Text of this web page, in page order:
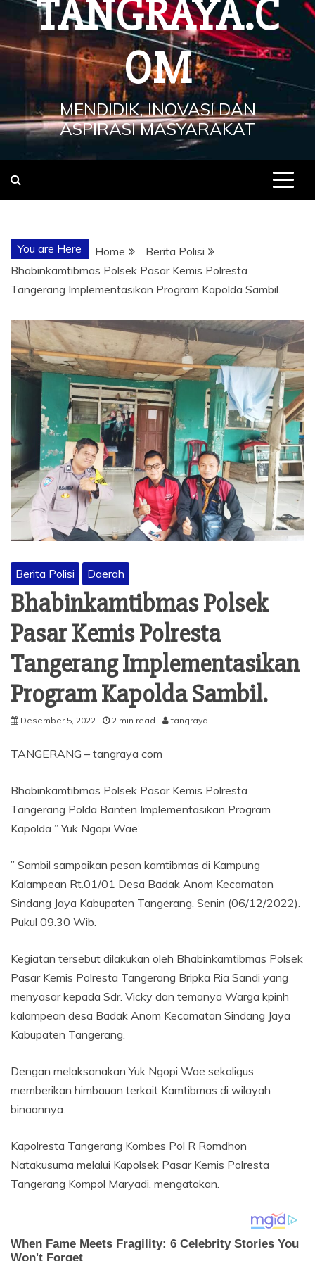
TANGRAYA.C
OM
MENDIDIK, INOVASI DAN
ASPIRASI MASYARAKAT
You are Here Home
Berita Polisi
Bhabinkamtibmas Polsek Pasar Kemis Polresta
Tangerang Implementasikan Program Kapolda Sambil.
Berita Polisi Daerah
Bhabinkamtibmas Polsek
Pasar Kemis Polresta
Tangerang Implementasikan
Program Kapolda Sambil.
Desember 5, 2022 2 min read tangraya
TANGERANG – tangraya com
Bhabinkamtibmas Polsek Pasar Kemis Polresta
Tangerang Polda Banten Implementasikan Program
Kapolda ” Yuk Ngopi Wae’
” Sambil sampaikan pesan kamtibmas di Kampung
Kalampean Rt.01/01 Desa Badak Anom Kecamatan
Sindang Jaya Kabupaten Tangerang. Senin (06/12/2022).
Pukul 09.30 Wib.
Kegiatan tersebut dilakukan oleh Bhabinkamtibmas Polsek
Pasar Kemis Polresta Tangerang Bripka Ria Sandi yang
menyasar kepada Sdr. Vicky dan temanya Warga kpinh
kalampean desa Badak Anom Kecamatan Sindang Jaya
Kabupaten Tangerang.
Dengan melaksanakan Yuk Ngopi Wae sekaligus
memberikan himbauan terkait Kamtibmas di wilayah
binaannya.
Kapolresta Tangerang Kombes Pol R Romdhon
Natakusuma melalui Kapolsek Pasar Kemis Polresta
Tangerang Kompol Maryadi, mengatakan.